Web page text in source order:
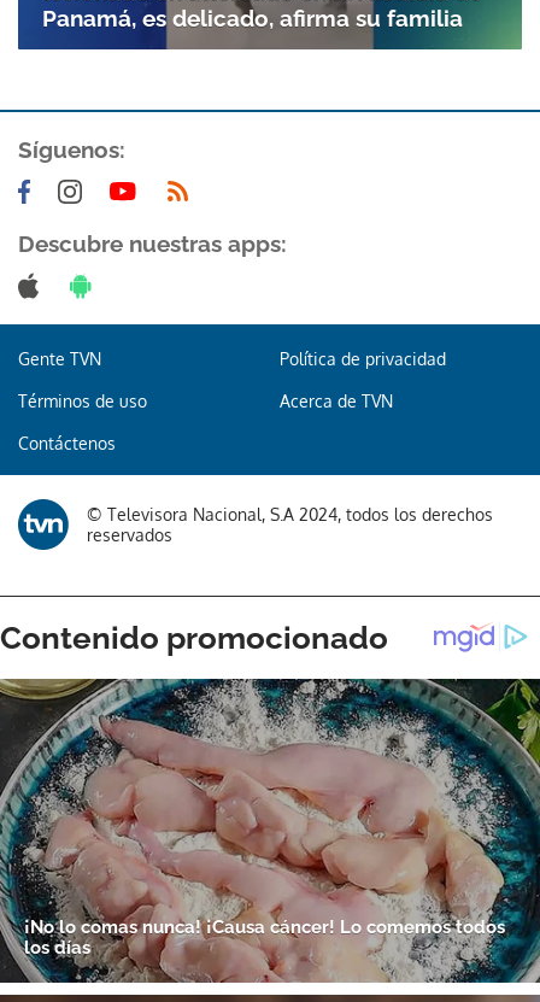
ACEPTAR
Panamá, es delicado, afirma su familia
Síguenos:
Descubre nuestras apps:
Gente TVN Política de privacidad
Términos de uso Acerca de TVN
Contáctenos
© Televisora Nacional, S.A 2024, todos los derechos
reservados